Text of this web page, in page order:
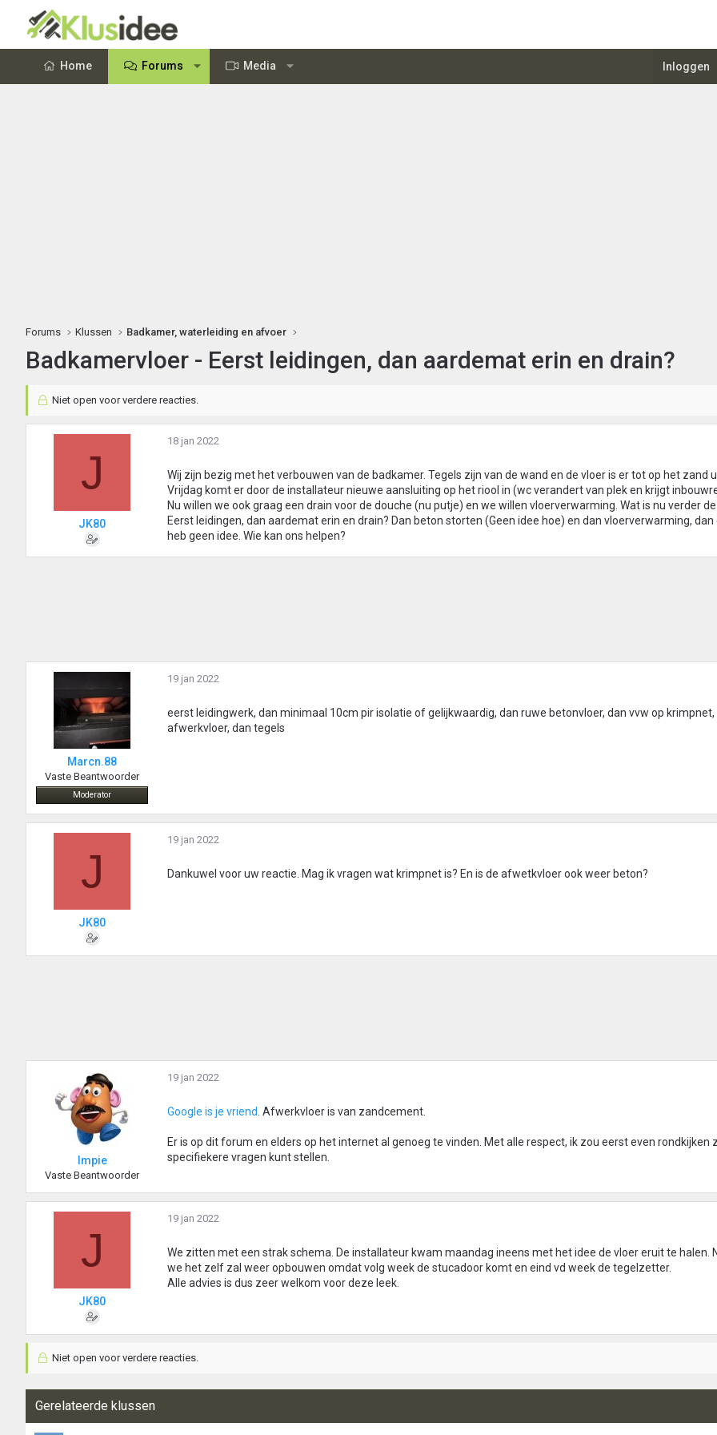
Home Forums Media Inloggen
Forums Klussen Badkamer, waterleiding en afvoer
Badkamervloer - Eerst leidingen, dan aardemat erin en drain?
Niet open voor verdere reacties.
J
JK80
18 jan 2022
Wij zijn bezig met het verbouwen van de badkamer. Tegels zijn van de wand en de vloer is er tot op het zand
Vrijdag komt er door de installateur nieuwe aansluiting op het riool in (wc verandert van plek en krijgt
Nu willen we ook graag een drain voor de douche (nu putje) en we willen vloerverwarming. Wat is nu verder
Eerst leidingen, dan aardemat erin en drain? Dan beton storten (Geen idee hoe) en dan vloerverwarming, dan
heb geen idee. Wie kan ons helpen?
Marcn.88
Vaste Beantwoorder
Moderator
19 jan 2022
eerst leidingwerk, dan minimaal 10cm pir isolatie of gelijkwaardig, dan ruwe betonvloer, dan vvw op krimpnet,
afwerkvloer, dan tegels
J
JK80
19 jan 2022
Dankuwel voor uw reactie. Mag ik vragen wat krimpnet is? En is de afwetkvloer ook weer beton?
Impie
Vaste Beantwoorder
19 jan 2022
Google is je vriend . Afwerkvloer is van zandcement.
Er is op dit forum en elders op het internet al genoeg te vinden. Met alle respect, ik zou eerst even rondkijken
specifiekere vragen kunt stellen.
J
JK80
19 jan 2022
We zitten met een strak schema. De installateur kwam maandag ineens met het idee de vloer eruit te halen.
we het zelf zal weer opbouwen omdat volg week de stucadoor komt en eind vd week de tegelzetter.
Alle advies is dus zeer welkom voor deze leek.
Niet open voor verdere reacties.
Gerelateerde klussen